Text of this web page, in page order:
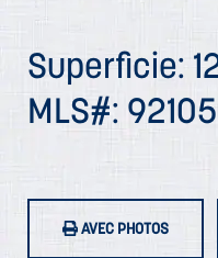
Superficie:
MLS#:
AVEC PHOTOS